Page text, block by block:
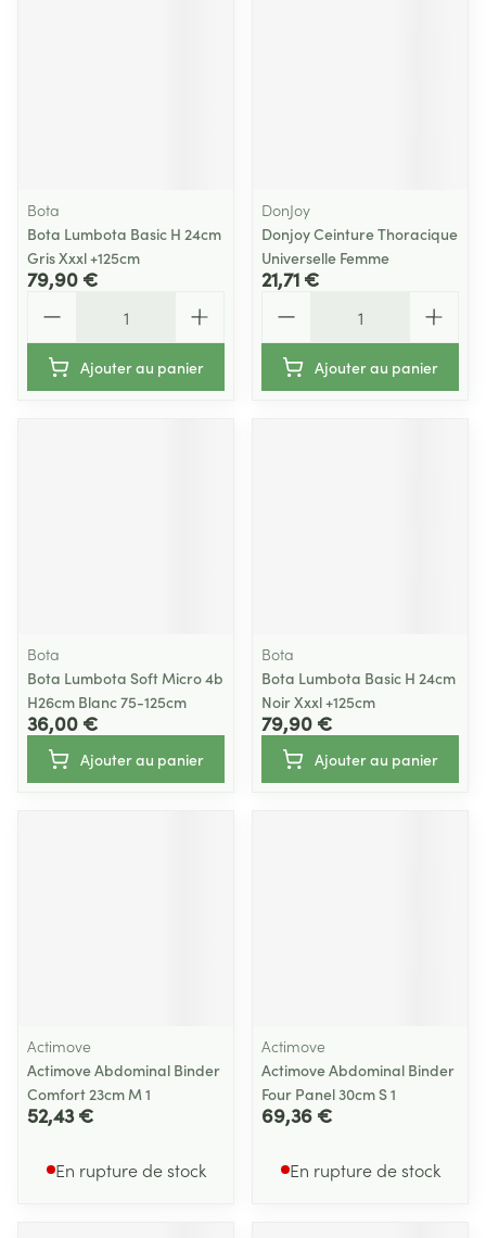
Bota
Bota Lumbota Basic H 24cm
Gris Xxxl +125cm
79,90 €
Ajouter au panier
DonJoy
Donjoy Ceinture Thoracique
Universelle Femme
21,71 €
Ajouter au panier
Bota
Bota Lumbota Soft Micro 4b
H26cm Blanc 75-125cm
36,00 €
Ajouter au panier
Bota
Bota Lumbota Basic H 24cm
Noir Xxxl +125cm
79,90 €
Ajouter au panier
Actimove
Actimove Abdominal Binder
Comfort 23cm M 1
52,43 €
En rupture de stock
Actimove
Actimove Abdominal Binder
Four Panel 30cm S 1
69,36 €
En rupture de stock